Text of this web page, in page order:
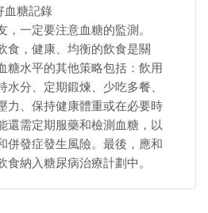
血糖記錄
一定要注意血糖的監測。
食，健康、均衡的飲食是關
糖水平的其他策略包括：飲用
水分、定期鍛煉、少吃多餐、
力、保持健康體重或在必要時
還需定期服藥和檢測血糖，以
併發症發生風險。最後，應和
納入糖尿病治療計劃中。